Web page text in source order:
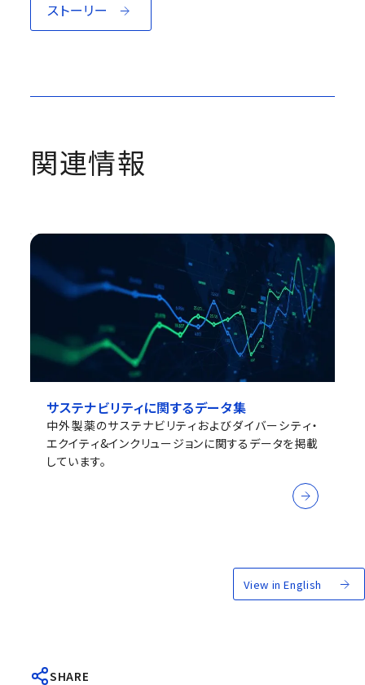
ストーリー
関連情報
サステナビリティに関するデータ集
中外製薬のサステナビリティおよびダイバーシティ・
エクイティ&インクリュージョンに関するデータを掲載
しています。
View in English
SHARE